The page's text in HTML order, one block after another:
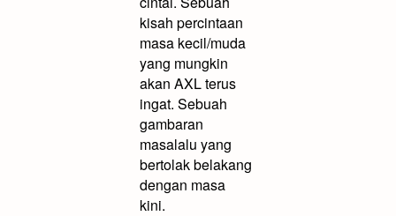
kisah percintaan
masa kecil/muda
yang mungkin
akan AXL terus
ingat. Sebuah
gambaran
masalalu yang
bertolak belakang
dengan masa
kini.